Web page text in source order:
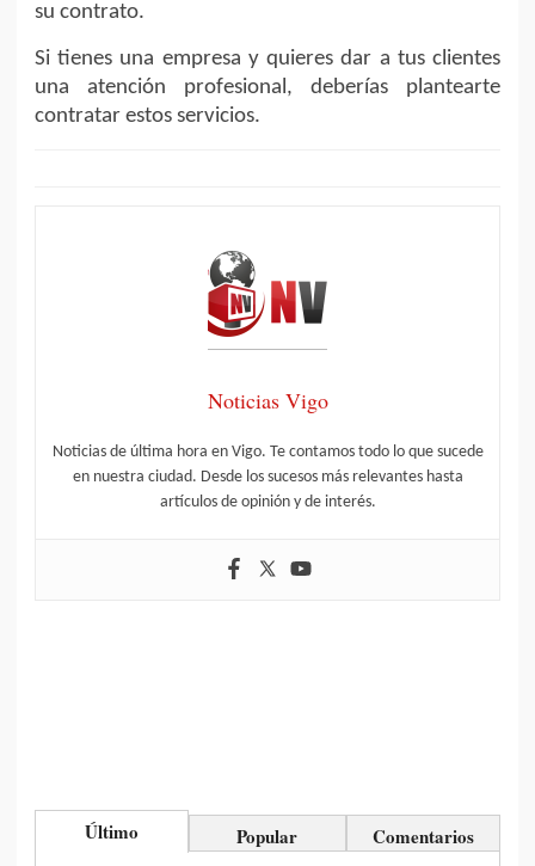
su contrato.
Si tienes una empresa y quieres dar a tus clientes
una atención profesional, deberías plantearte
contratar estos servicios.
Noticias Vigo
Noticias de última hora en Vigo. Te contamos todo lo que sucede
en nuestra ciudad. Desde los sucesos más relevantes hasta
artículos de opinión y de interés.
Último Popular Comentarios